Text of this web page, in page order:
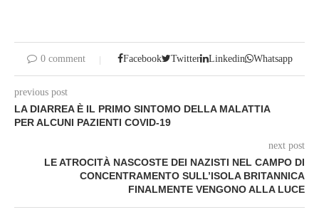
0 comment Facebook Twitter Linkedin Whatsapp
previous post
LA DIARREA È IL PRIMO SINTOMO DELLA MALATTIA
PER ALCUNI PAZIENTI COVID-19
next post
LE ATROCITÀ NASCOSTE DEI NAZISTI NEL CAMPO DI
CONCENTRAMENTO SULL’ISOLA BRITANNICA
FINALMENTE VENGONO ALLA LUCE